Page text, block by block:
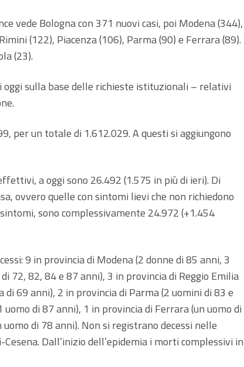
vede Bologna con 371 nuovi casi, poi Modena (344),
(122), Piacenza (106), Parma (90) e Ferrara (89).
(23).
sulla base delle richieste istituzionali – relativi
per un totale di 1.612.029. A questi si aggiungono
a oggi sono 26.492 (1.575 in più di ieri). Di
ovvero quelle con sintomi lievi che non richiedono
sono complessivamente 24.972 (+1.454
9 in provincia di Modena (2 donne di 85 anni, 3
72, 82, 84 e 87 anni), 3 in provincia di Reggio Emilia
di 69 anni), 2 in provincia di Parma (2 uomini di 83 e
di 87 anni), 1 in provincia di Ferrara (un uomo di
di 78 anni). Non si registrano decessi nelle
Dall’inizio dell’epidemia i morti complessivi in